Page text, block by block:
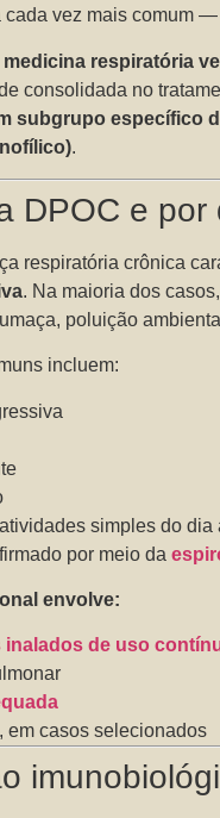
cada vez mais comum
medicina respiratória
consolidada no
subgrupo específico
.
DPOC e
respiratória crônica
. Na maioria dos
poluição
incluem:
simples do
por meio da
envolve:
inalados de uso
em casos selecionados